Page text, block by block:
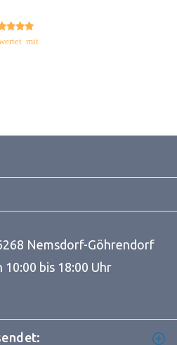
mit
Nemsdorf-Göhrendorf
bis 18:00 Uhr